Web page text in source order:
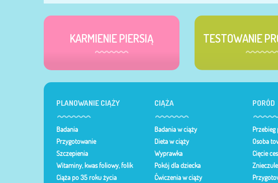
KARMIENIE PIERSIĄ TESTOWANIE
PLANOWANIE CIĄŻY
Badania
Przygotowanie
Szczepienia
Witaminy, kwas foliowy, folik
Ciąża po 35 roku życia
CIĄŻA
Badania w ciąży
Dieta w ciąży
Wyprawka
Pokój dla dziecka
Ćwiczenia w ciąży
PORÓD
Osoba
Cięcie